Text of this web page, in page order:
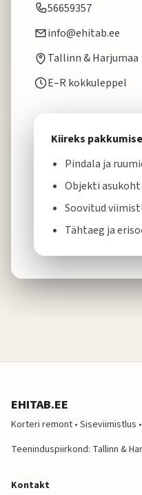
56659357
info@ehitab.ee
Tallinn & Harjumaa
E–R kokkuleppel
Kiireks
Pindala ja
Objekti asukoht
Soovitud
Tähtaeg ja
EHITAB.EE
Korteri remont • Siseviimistlus
Teeninduspiirkond: Tallinn &
Kontakt